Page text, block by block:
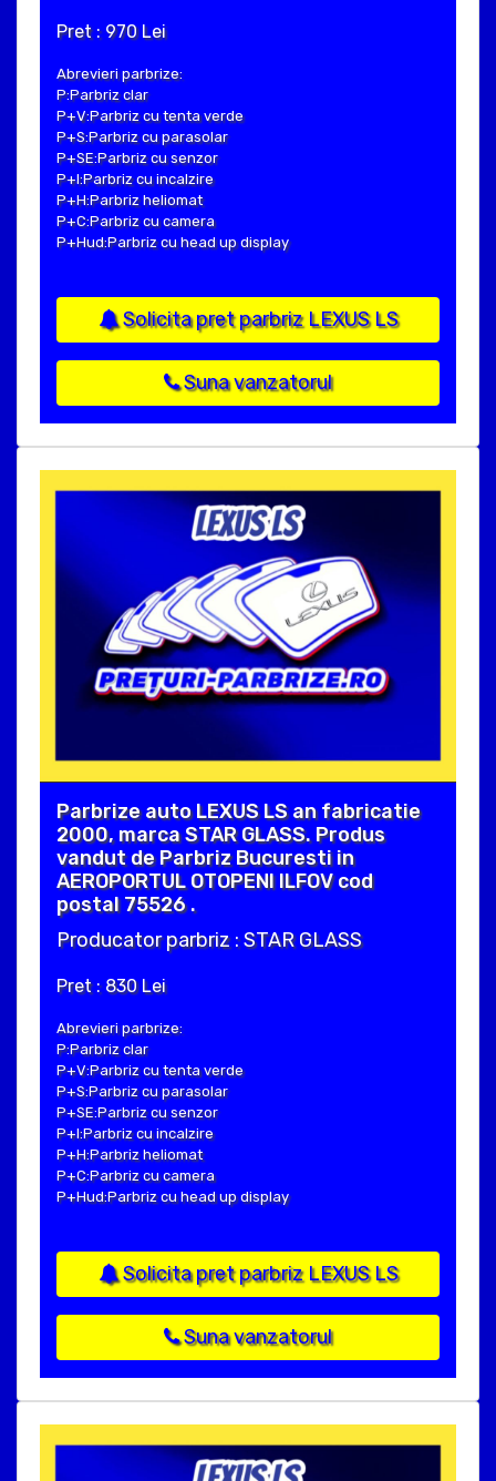
Pret : 970 Lei
Abrevieri parbrize:
P:Parbriz clar
P+V:Parbriz cu tenta verde
P+S:Parbriz cu parasolar
P+SE:Parbriz cu senzor
P+I:Parbriz cu incalzire
P+H:Parbriz heliomat
P+C:Parbriz cu camera
P+Hud:Parbriz cu head up display
Solicita pret parbriz LEXUS LS
Suna vanzatorul
Parbrize auto LEXUS LS an fabricatie
2000, marca STAR GLASS. Produs
vandut de Parbriz Bucuresti in
AEROPORTUL OTOPENI ILFOV cod
postal 75526 .
Producator parbriz : STAR GLASS
Pret : 830 Lei
Abrevieri parbrize:
P:Parbriz clar
P+V:Parbriz cu tenta verde
P+S:Parbriz cu parasolar
P+SE:Parbriz cu senzor
P+I:Parbriz cu incalzire
P+H:Parbriz heliomat
P+C:Parbriz cu camera
P+Hud:Parbriz cu head up display
Solicita pret parbriz LEXUS LS
Suna vanzatorul